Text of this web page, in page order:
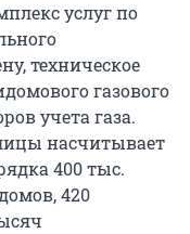
услуг по
техническое
газового
учета газа.
насчитывает
400 тыс.
420